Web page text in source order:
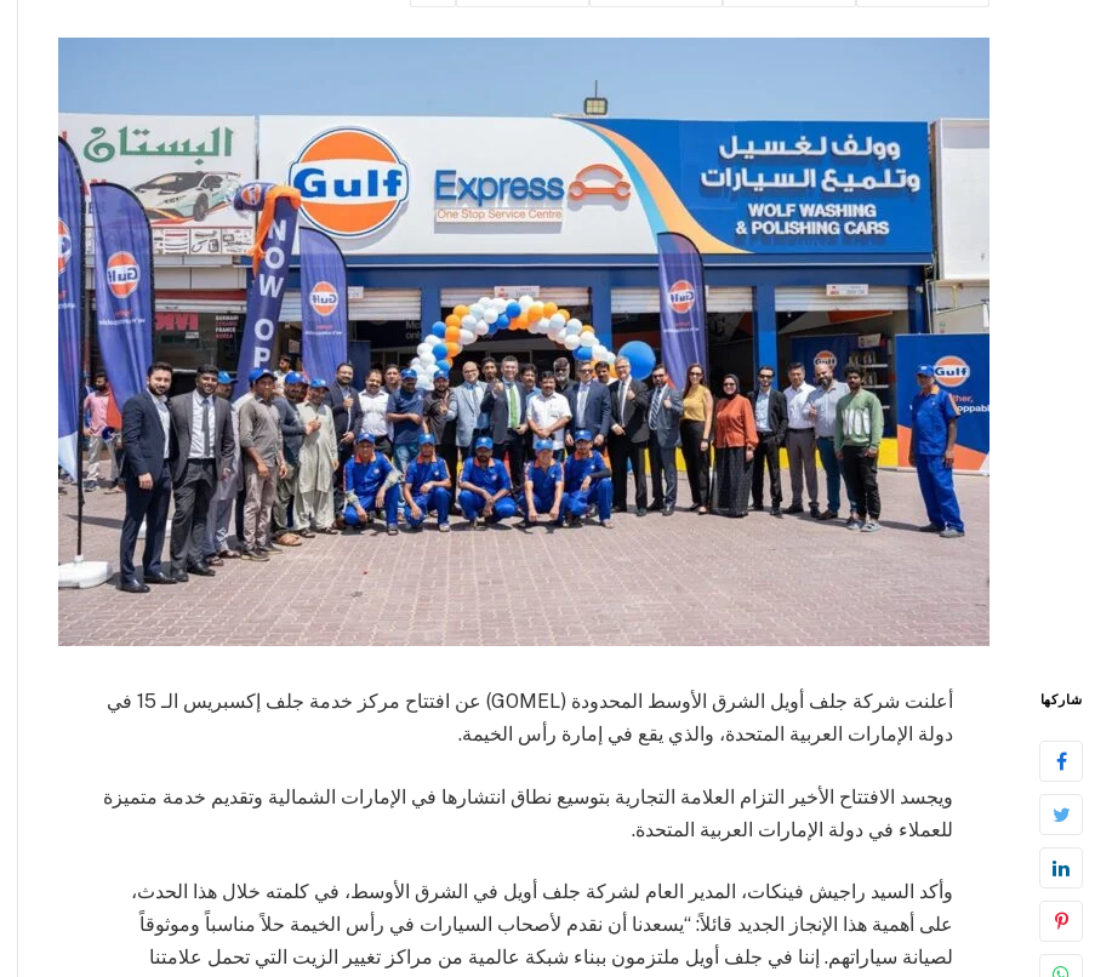
شاركها
أعلنت شركة جلف أويل الشرق الأوسط المحدودة (GOMEL) عن افتتاح مركز خدمة جلف إكسبريس الـ 15 في
دولة الإمارات العربية المتحدة، والذي يقع في إمارة رأس الخيمة.
ويجسد الافتتاح الأخير التزام العلامة التجارية بتوسيع نطاق انتشارها في الإمارات الشمالية وتقديم خدمة متميزة
للعملاء في دولة الإمارات العربية المتحدة.
وأكد السيد راجيش فينكات، المدير العام لشركة جلف أويل في الشرق الأوسط، في كلمته خلال هذا الحدث،
على أهمية هذا الإنجاز الجديد قائلاً: “يسعدنا أن نقدم لأصحاب السيارات في رأس الخيمة حلاً مناسباً وموثوقاً
لصيانة سياراتهم. إننا في جلف أويل ملتزمون ببناء شبكة عالمية من مراكز تغيير الزيت التي تحمل علامتنا